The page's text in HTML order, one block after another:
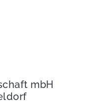
mbH